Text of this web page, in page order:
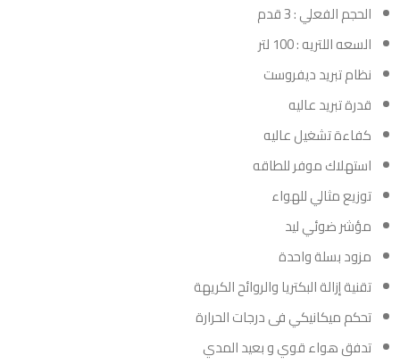
الحجم الفعلي : 3 قدم
السعه اللتريه : 100 لتر
نظام تبريد ديفروست
قدرة تبريد عاليه
كفاءة تشغيل عاليه
استهلاك موفر للطاقه
توزيع مثالي للهواء
مؤشر ضوئي ليد
مزود بسلة واحدة
تقنية إزالة البكتريا والروائح الكريهة
تحكم ميكانيكي فى درجات الحرارة
تدفق هواء قوي و بعيد المدي